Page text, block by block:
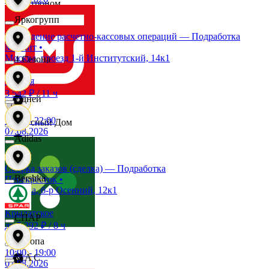
Быстроном
Виктория
Вилка Ложка
Вкусный Дом
Гиперглобус
Глобус
Европа
Яркогрупп
4 Сезона
7 дней
Adidas
Bershka
СПАР
M A C
Проведение расчетно-кассовых операций — Подработка
Магнит •
Москва, проезд 1-й Институтский, 14к1
Окская
3 542 ₽/11 ч
10:00 -22:00
07.08.2026
Сборка заказов (сделка) — Подработка
Перекрёсток•
Москва, б-р Осенний, 12к1
Крылатское
до 5 292 ₽/8 ч
10:00- 19:00
07.08.2026